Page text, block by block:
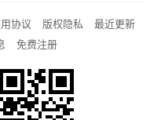
协议 版权隐私
最近更新
免费注册